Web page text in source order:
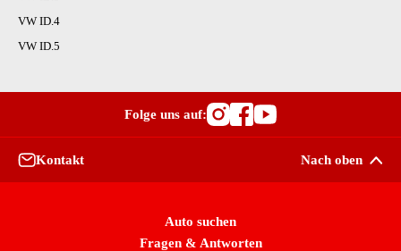
VW ID.4
VW ID.5
Folge uns auf:
Besuche
Besuche
Besuche
Kontakt Nach oben
Auto suchen
Fragen & Antworten